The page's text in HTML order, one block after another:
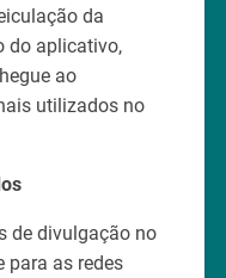
da
do aplicativo,
ao
utilizados no
de divulgação no
para as redes